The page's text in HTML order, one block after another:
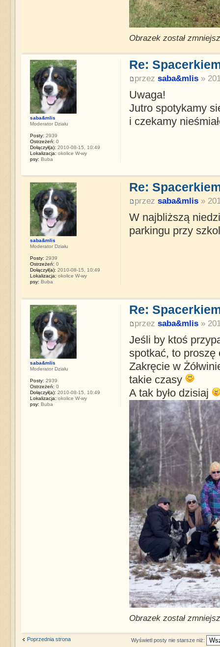
Obrazek został
Re:
przez saba&mlis»
Uwaga!
Jutro spotykamy
i czekamy
saba&mlis
Moderator Działu
Posty: 2939
Ostrzeżeń: 0
Dołączył(a): 2010-08-15, 10:49
Lokalizacja: okolice W-wy
psy: Buba
Re:
przez saba&mlis»
W najbliższą
parkingu przy
saba&mlis
Moderator Działu
Posty: 2939
Ostrzeżeń: 0
Dołączył(a): 2010-08-15, 10:49
Lokalizacja: okolice W-wy
psy: Buba
Re:
przez saba&mlis»
Jeśli by ktoś
spotkać, to proszę
Zakręcie w
takie czasy
A tak było dzisiaj
Obrazek został
saba&mlis
Moderator Działu
Posty: 2939
Ostrzeżeń: 0
Dołączył(a): 2010-08-15, 10:49
Lokalizacja: okolice W-wy
psy: Buba
Poprzednia strona Wyświetl posty nie starsze niż: